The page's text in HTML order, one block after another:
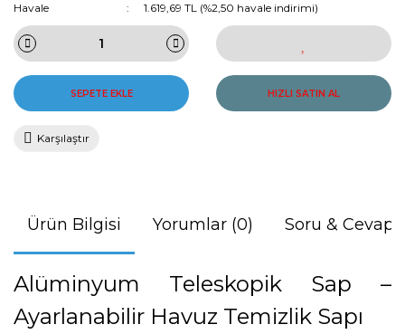
Havale
1.619,69 TL (%2,50 havale indirimi)
SEPETE EKLE HIZLI SATIN AL
Karşılaştır
Ürün Bilgisi Yorumlar (0) Soru & Cevap
Alüminyum Teleskopik Sap –
Ayarlanabilir Havuz Temizlik Sapı